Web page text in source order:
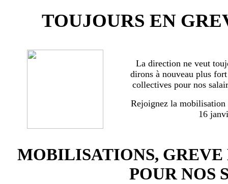
TOUJOURS EN
La direction ne veut
dirons à nouveau plus
collectives pour nos
Rejoignez la mobilisation
16
MOBILISATIONS,
POUR NOS